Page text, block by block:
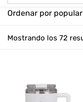
Mostrando los 72
Ordenar por
Remember